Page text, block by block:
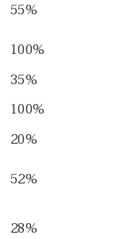
55%
100%
35%
100%
20%
52%
28%